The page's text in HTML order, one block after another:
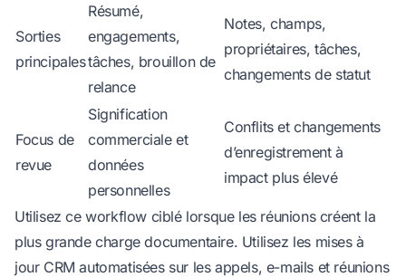
Sorties
principales
Résumé,
engagements,
tâches, brouillon de
relance
Notes, champs,
propriétaires, tâches,
changements de statut
Focus de
revue
Signification
commerciale et
données
personnelles
Conflits et changements
d’enregistrement à
impact plus élevé
Utilisez ce workflow ciblé lorsque les réunions créent la
plus grande charge documentaire. Utilisez les mises à
jour CRM automatisées sur les appels, e-mails et réunions